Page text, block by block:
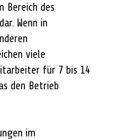
Bereich des
Wenn in
viele
für 7 bis 14
den Betrieb
im